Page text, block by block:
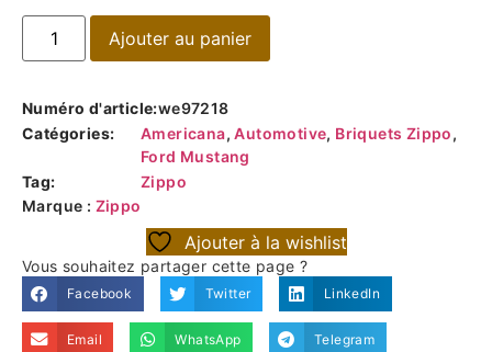
Ajouter au panier
Numéro d'article:we97218
Catégories:
Americana,Automotive, Briquets Zippo,
Ford Mustang
Tag:
Zippo
Marque : Zippo
Ajouter à la wishlist
Vous souhaitez partager cette page ?
Facebook Twitter LinkedIn
Email WhatsApp Telegram